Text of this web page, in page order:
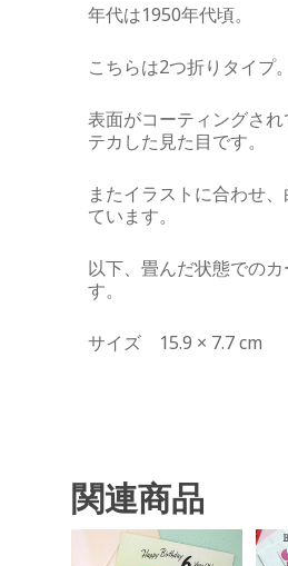
年代は1950年代頃。
こちらは2つ折りタイプ。
表面がコーティングさ
テカした見た目です。
またイラストに合わせ
ています。
以下、畳んだ状態での
す。
サイズ 15.9 × 7.7 cm
関連商品